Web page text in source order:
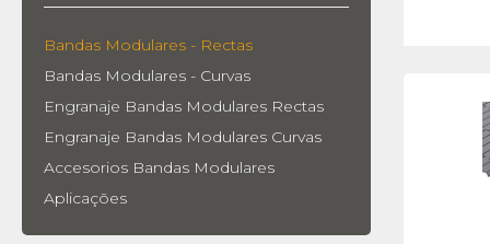
Bandas Modulares - Rectas
Bandas Modulares - Curvas
Engranaje Bandas Modulares Rectas
Engranaje Bandas Modulares Curvas
Accesorios Bandas Modulares
Aplicações